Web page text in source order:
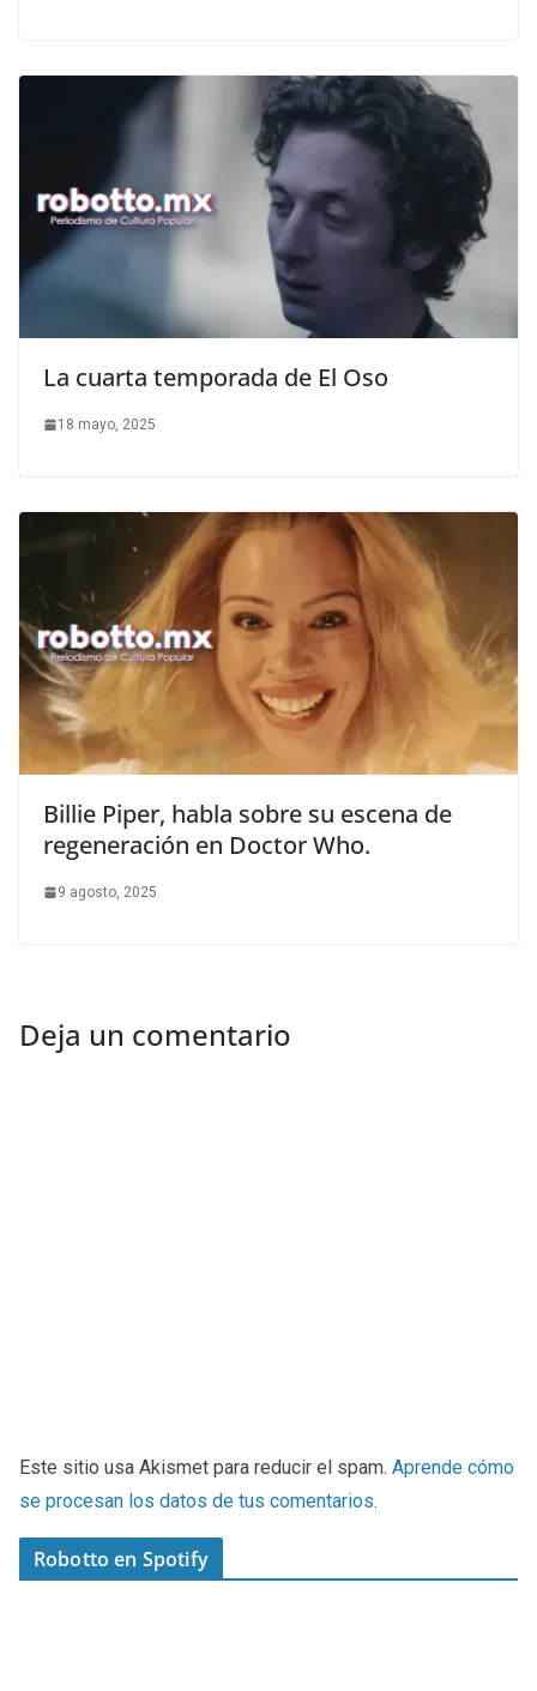
La cuarta temporada de El Oso
18 mayo, 2025
Billie Piper, habla sobre su escena de
regeneración en Doctor Who.
9 agosto, 2025
Deja un comentario
Este sitio usa Akismet para reducir el spam. Aprende cómo
se procesan los datos de tus comentarios.
Robotto en Spotify